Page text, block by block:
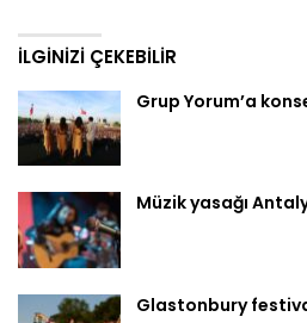
İLGINIZI ÇEKEBILIR
Grup Yorum’a
Müzik yasağı
Glastonbury